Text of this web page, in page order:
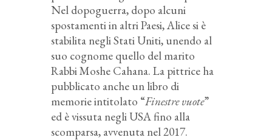
Nel dopoguerra, dopo alcuni
spostamenti in altri Paesi, Alice si è
stabilita negli Stati Uniti, unendo al
suo cognome quello del marito
Rabbi Moshe Cahana. La pittrice ha
pubblicato anche un libro di
memorie intitolato “Finestre vuote”
ed è vissuta negli USA fino alla
scomparsa, avvenuta nel 2017.